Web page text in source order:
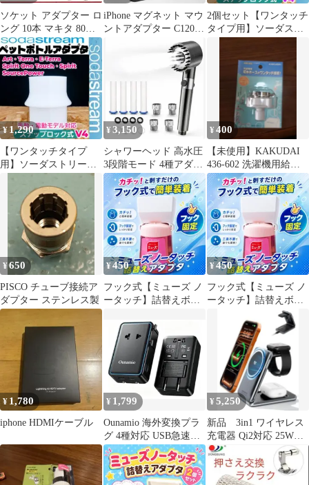
ソケット アダプター ロ
ング 10本 マキタ 80mm
六角軸 6.35 ビット
iPhone マグネット マウ
ントアダプター C1201
2個セット【ワンタッチ
タイプ用】ソーダスト
¥ 1,290
【ワンタッチタイプ
用】ソーダストリーム
専用ペットボトルアダ
プタ380
¥3,150
シャワーヘッド 高水圧
3段階モード 4種アダプ
ター 交換用フィルター
4個付属
¥400
【未使用】KAKUDAI
436-602 洗濯機用給水
ホースアダプター
¥650
PISCO チューブ接続ア
ダプター ステンレス製
¥450
フック式【ミューズ ノ
ータッチ】詰替えボト
¥450
フック式【ミューズ ノ
ータッチ】詰替えボト
ル アダプター303
¥ 1,780
iphone HDMIケーブル
¥ 1,799
Ounamio 海外変換プラ
グ 4種対応 USB急速充
電器
¥5,250
新品 3in1 ワイヤレス
充電器 Qi2対応 25W急
速充電 MagSafe対応